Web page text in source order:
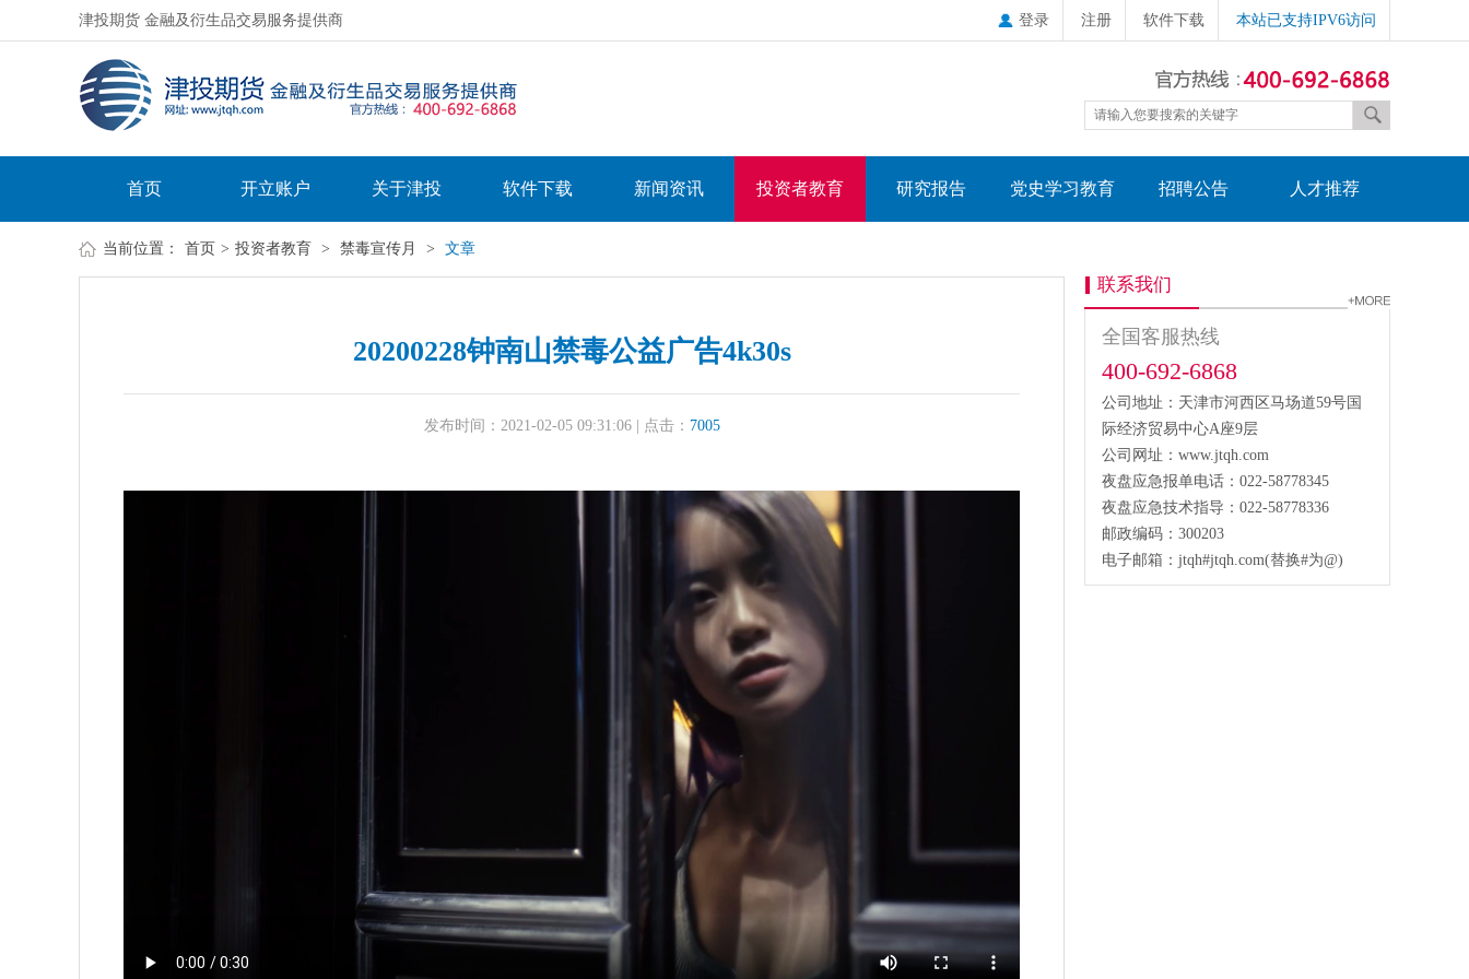
津投期货 金融及衍生品交易服务提供商 登录 注册 软件下载 本站已支持IPV6访问
首页 开立账户 关于津投 软件下载 新闻资讯 投资者教育 研究报告 党史学习教育 招聘公告 人才推荐
当前位置： 首页 > 投资者教育 > 禁毒宣传月 > 文章
20200228钟南山禁毒公益广告4k30s
发布时间：2021-02-05 09:31:06 | 点击： 7005
联系我们
全国客服热线
400-692-6868
公司地址：天津市河西区马场道59号国
际经济贸易中心A座9层
公司网址：www.jtqh.com
夜盘应急报单电话：022-58778345
夜盘应急技术指导：022-58778336
邮政编码：300203
电子邮箱：jtqh#jtqh.com(替换#为@)